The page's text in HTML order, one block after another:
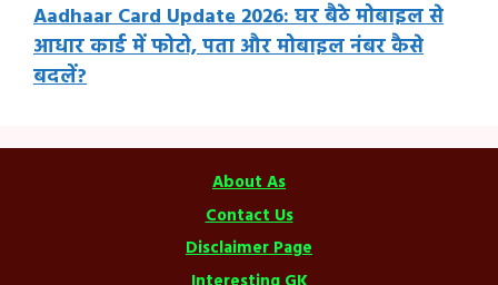
Aadhaar Card Update 2026: घर बैठे मोबाइल से
आधार कार्ड में फोटो, पता और मोबाइल नंबर कैसे
बदलें?
About As
Contact Us
Disclaimer Page